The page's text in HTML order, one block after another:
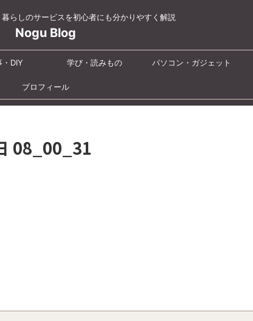
らしのサービスを初心者にも分かりやすく解説
Nogu Blog
・DIY 学び・読みもの パソコン・ガジェット
プロフィール
08_00_31